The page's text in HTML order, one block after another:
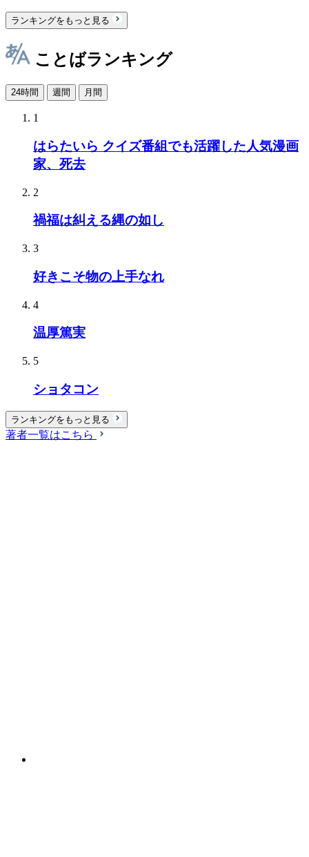
ランキングをもっと見る
ことばランキング
24時間 週間 月間
1
はらたいら クイズ番組でも活躍した人気漫画
家、死去
2
禍福は糾える縄の如し
3
好きこそ物の上手なれ
4
温厚篤実
5
ショタコン
ランキングをもっと見る
著者一覧はこちら